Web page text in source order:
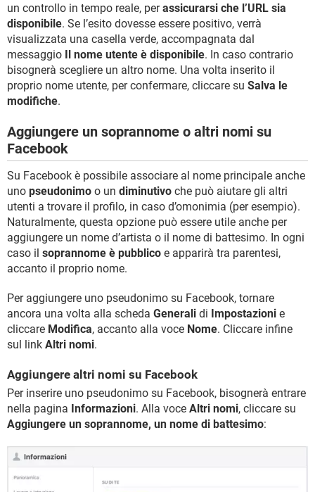
un controllo in tempo reale, perassicurarsi che l’URL sia
disponibile. Se l’esito dovesse essere positivo, verrà
visualizzata una casella verde, accompagnata dal
messaggio Il nome utente è disponibile. In caso contrario
bisognerà scegliere un altro nome. Una volta inserito il
proprio nome utente, per confermare, cliccare su Salva le
modifiche.
Aggiungere un soprannome o altri nomi su
Facebook
Su Facebook è possibile associare al nome principale anche
uno pseudonimo o un diminutivo che può aiutare gli altri
utenti a trovare il profilo, in caso d’omonimia (per esempio).
Naturalmente, questa opzione può essere utile anche per
aggiungere un nome d’artista o il nome di battesimo. In ogni
caso il soprannome è pubblico e apparirà tra parentesi,
accanto il proprio nome.
Per aggiungere uno pseudonimo su Facebook, tornare
ancora una volta alla scheda Generali di Impostazioni e
cliccare Modifica, accanto alla voce Nome. Cliccare infine
sul link Altri nomi.
Aggiungere altri nomi su Facebook
Per inserire uno pseudonimo su Facebook, bisognerà entrare
nella pagina Informazioni. Alla voce Altri nomi, cliccare su
Aggiungere un soprannome, un nome di battesimo: